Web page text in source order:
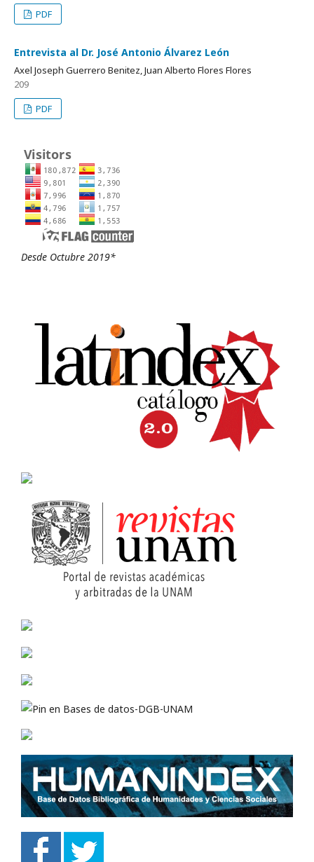
PDF
Entrevista al Dr. José Antonio Álvarez León
Axel Joseph Guerrero Benitez, Juan Alberto Flores Flores
209
PDF
Desde Octubre 2019*